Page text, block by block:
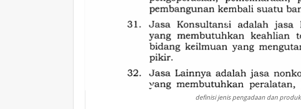
definisi jenis pengadaan dan produk